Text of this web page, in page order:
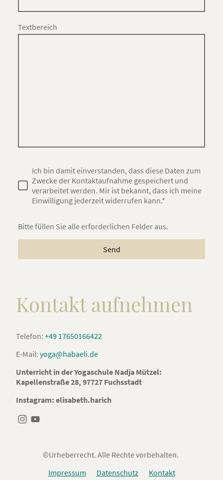
Textbereich
Ich bin damit einverstanden, dass diese Daten zum
Zwecke der Kontaktaufnahme gespeichert und
verarbeitet werden. Mir ist bekannt, dass ich meine
Einwilligung jederzeit widerrufen kann.*
Bitte füllen Sie alle erforderlichen Felder aus.
Send
Kontakt aufnehmen
Telefon: +49 17650166422
E-Mail: yoga@habaeli.de
Unterricht in der Yogaschule Nadja Mützel:
Kapellenstraße 28, 97727 Fuchsstadt
Instagram: elisabeth.harich
©Urheberrecht. Alle Rechte vorbehalten.
Impressum
Datenschutz Kontakt